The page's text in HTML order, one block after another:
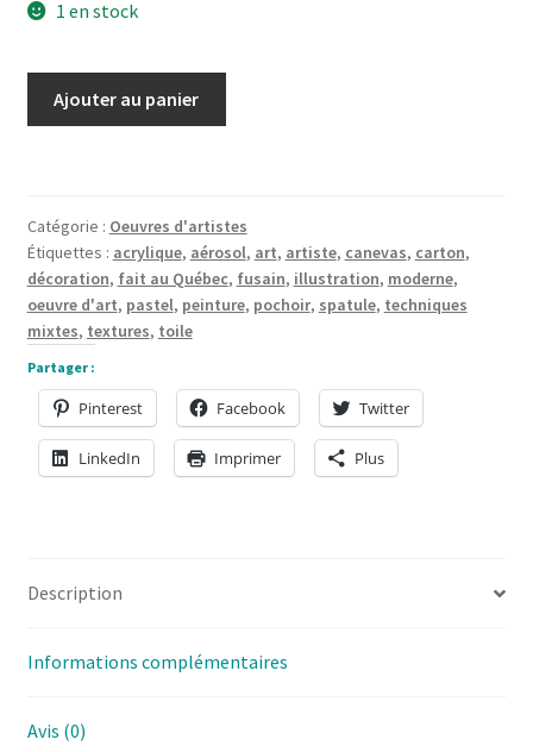
1 en stock
30
x
30
x
1
pouces
Ajouter au panier
Catégorie : Oeuvres d'artistes
Étiquettes : acrylique, aérosol, art, artiste, canevas, carton,
décoration, fait au Québec, fusain, illustration, moderne,
oeuvre d'art, pastel, peinture, pochoir, spatule, techniques
mixtes, textures, toile
Partager :
Pinterest Facebook Twitter
LinkedIn Imprimer Plus
Description
Informations complémentaires
Avis (0)